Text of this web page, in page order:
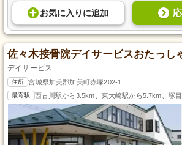
お気に入り に追加
佐々木接骨院デイサービスおたっし
デイサービス
住所 宮城県加美郡加美町赤塚202-1
最寄駅 西古川駅から3.5km、東大崎駅から5.7km、塚